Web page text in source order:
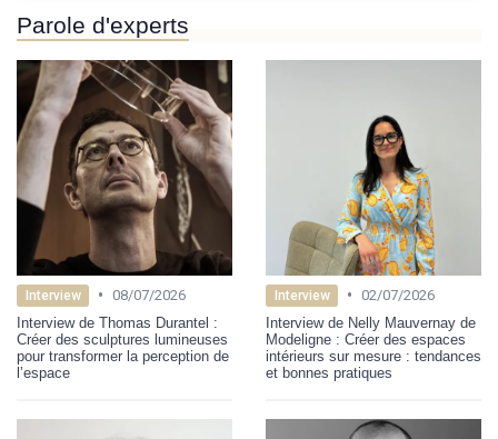
Parole d'experts
Interview • 08/07/2026
Interview de Thomas Durantel :
Créer des sculptures lumineuses
pour transformer la perception de
l’espace
Interview • 02/07/2026
Interview de Nelly Mauvernay de
Modeligne : Créer des espaces
intérieurs sur mesure : tendances
et bonnes pratiques